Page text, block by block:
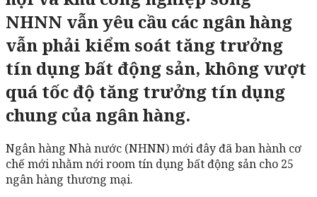
NHNN vẫn yêu cầu các ngân hàng
vẫn phải kiểm soát tăng trưởng
tín dụng bất động sản, không vượt
quá tốc độ tăng trưởng tín dụng
chung của ngân hàng.
Ngân hàng Nhà nước (NHNN) mới đây đã ban hành cơ
chế mới nhằm nới room tín dụng bất động sản cho 25
ngân hàng thương mại.